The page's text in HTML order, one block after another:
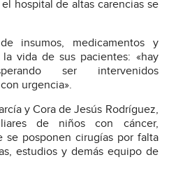
hospital de altas carencias se
insumos, medicamentos y
vida de sus pacientes: «hay
ser intervenidos
urgencia».
y Cora de Jesús Rodríguez,
de niños con cáncer,
se posponen cirugías por falta
estudios y demás equipo de